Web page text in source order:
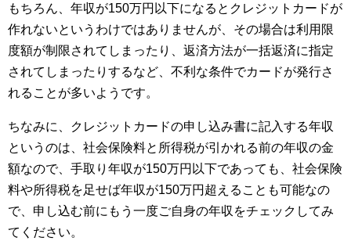
もちろん、年収が150万円以下になるとクレジットカードが
作れないというわけではありませんが、その場合は利用限
度額が制限されてしまったり、返済方法が一括返済に指定
されてしまったりするなど、不利な条件でカードが発行さ
れることが多いようです。
ちなみに、クレジットカードの申し込み書に記入する年収
というのは、社会保険料と所得税が引かれる前の年収の金
額なので、手取り年収が150万円以下であっても、社会保険
料や所得税を足せば年収が150万円超えることも可能なの
で、申し込む前にもう一度ご自身の年収をチェックしてみ
てください。